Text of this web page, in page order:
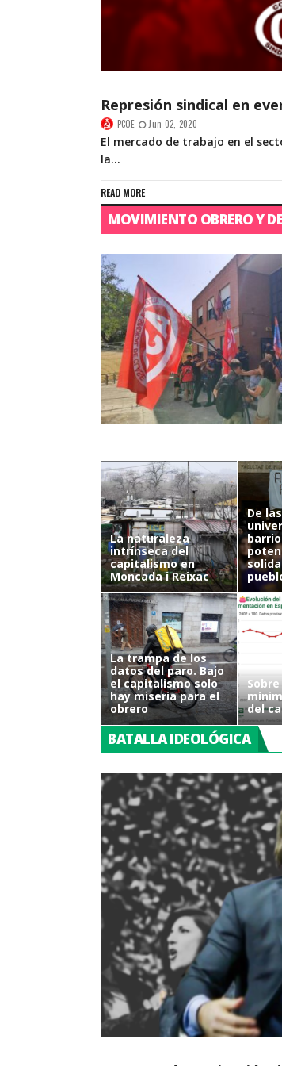
Represión sindical en
PCOE Jun 02, 2020
El mercado de trabajo en el
la...
READ MORE
MOVIMIENTO OBRERO Y
La naturaleza
intrínseca del
capitalismo en
Moncada i Reixac
De las
La trampa de los
datos del paro. Bajo
el capitalismo solo
hay miseria para el
obrero
del
BATALLA IDEOLÓGICA